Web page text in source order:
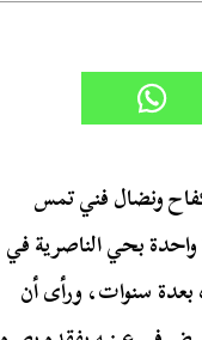
ونضال فني تمس
بحي الناصرية في
سنوات، ورأى أن